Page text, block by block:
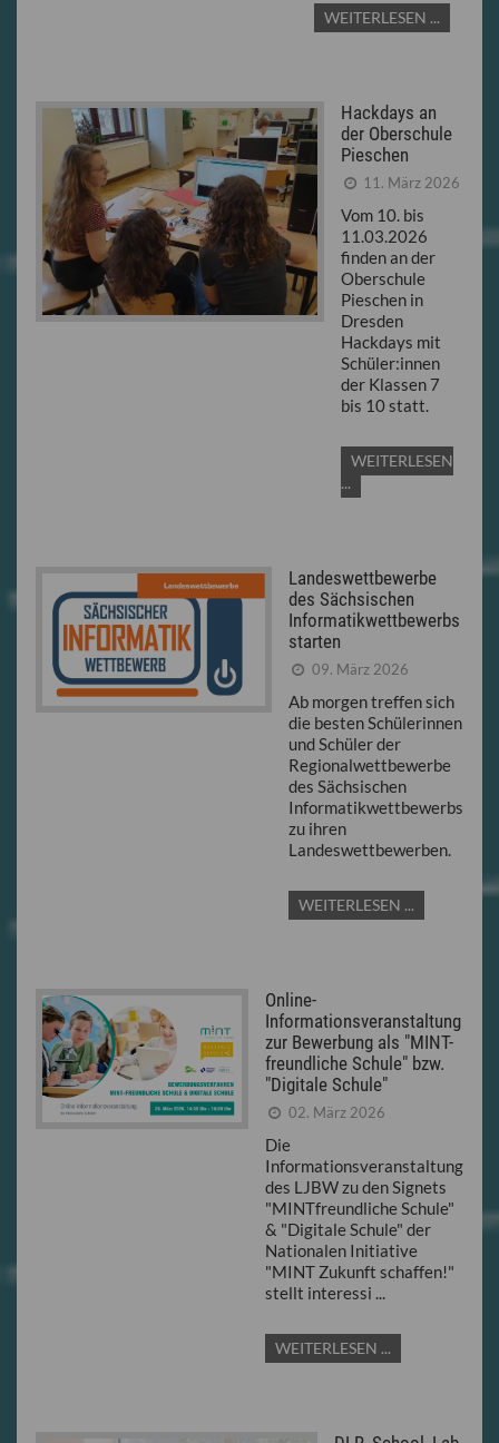
WEITERLESEN ...
Hackdays an
der Oberschule
Pieschen
11. März 2026
Vom 10. bis
11.03.2026
finden an der
Oberschule
Pieschen in
Dresden
Hackdays mit
Schüler:innen
der Klassen 7
bis 10 statt.
WEITERLESEN
...
Landeswettbewerbe
des Sächsischen
Informatikwettbewerbs
starten
09. März 2026
Ab morgen treffen sich
die besten Schülerinnen
und Schüler der
Regionalwettbewerbe
des Sächsischen
Informatikwettbewerbs
zu ihren
Landeswettbewerben.
WEITERLESEN ...
Online-
Informationsveranstaltung
zur Bewerbung als "MINT-
freundliche Schule" bzw.
"Digitale Schule"
02. März 2026
Die
Informationsveranstaltung
des LJBW zu den Signets
"MINTfreundliche Schule"
& "Digitale Schule" der
Nationalen Initiative
"MINT Zukunft schaffen!"
stellt interessi ...
WEITERLESEN ...